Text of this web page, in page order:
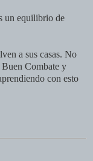
un equilibrio de
a sus casas. No
Buen Combate y
con esto